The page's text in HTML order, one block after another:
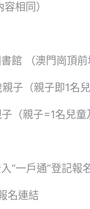
容相同）
館 （澳門崗頂前
子（親子即1名兒
（親子=1名兒童
“一戶通”登記報
名連結